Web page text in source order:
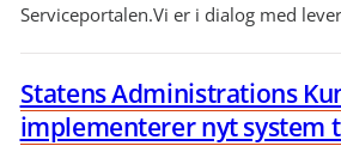
Serviceportalen.Vi er i dialog med
Statens Administrations
implementerer nyt system